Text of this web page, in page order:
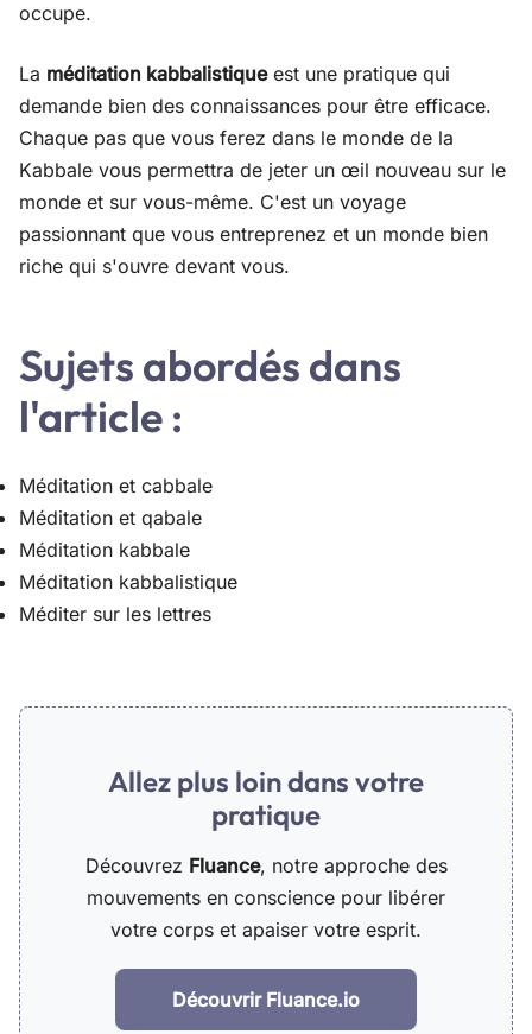
occupe.
La méditation kabbalistiqueest une pratique qui
demande bien des connaissances pour être efficace.
Chaque pas que vous ferez dans le monde de la
Kabbale vous permettra de jeter un œil nouveau sur le
monde et sur vous-même. C'est un voyage
passionnant que vous entreprenez et un monde bien
riche qui s'ouvre devant vous.
Sujets abordés dans
l'article :
Méditation et cabbale
Méditation et qabale
Méditation kabbale
Méditation kabbalistique
Méditer sur les lettres
Allez plus loin dans votre
pratique
Découvrez Fluance, notre approche des
mouvements en conscience pour libérer
votre corps et apaiser votre esprit.
Découvrir Fluance.io